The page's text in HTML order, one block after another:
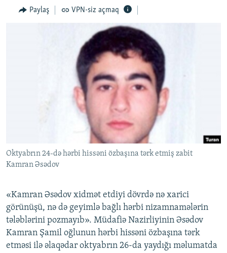
QANUNI DOĞRU
AZƏRBAYCAN ƏDƏBIYYATI KITABXANASI
İZ - MƏDƏNIYYƏT PROQRAMI
PEŞƏ ETIKASI VƏ JURNALISTIKA STANDARTLARIMIZ
MATERIALLARIMIZDAN ISTIFADƏ
AZADLIQRADIOSU MOBIL TELEFONUNUZDA
XƏBƏR BÜLLETENLƏRIMIZ
RFE/RL-in bütün saytları
Paylaş VPN-siz açmaq
Oktyabrın 24-də hərbi hissəni özbaşına tərk etmiş zabit
Kamran Əsədov
«Kamran Əsədov xidmət etdiyi dövrdə nə xarici
görünüşü, nə də geyimlə bağlı hərbi nizamnamələrin
tələblərini pozmayıb». Müdafiə Nazirliyinin Əsədov
Kamran Şamil oğlunun hərbi hissəni özbaşına tərk
etməsi ilə əlaqədar oktyabrın 26-da yaydığı məlumatda